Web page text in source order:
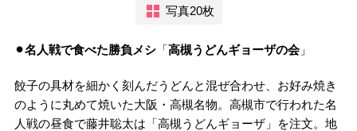
写真20枚
⚫︎名人戦で食べた勝負メシ「高槻うどんギョーザの会」
餃子の具材を細かく刻んだうどんと混ぜ合わせ、お好み焼き
のように丸めて焼いた大阪・高槻名物。高槻市で行われた名
人戦の昼食で藤井聡太は「高槻うどんギョーザ」を注文。地